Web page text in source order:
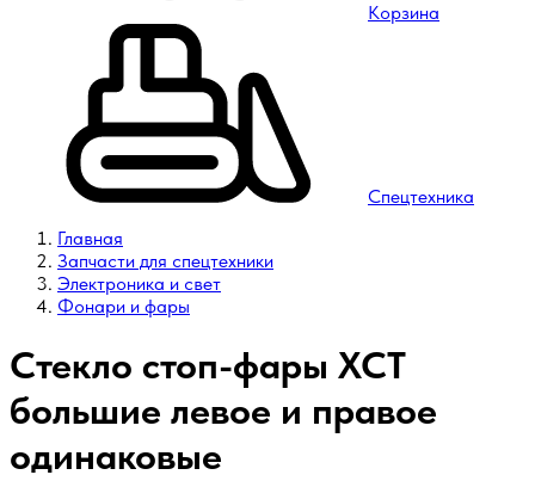
Корзина
Спецтехника
Главная
Запчасти для спецтехники
Электроника и свет
Фонари и фары
Стекло стоп-фары XCT
большие левое и правое
одинаковые